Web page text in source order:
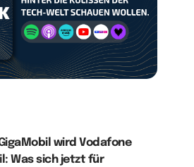
wird Vodafone
Was sich jetzt für